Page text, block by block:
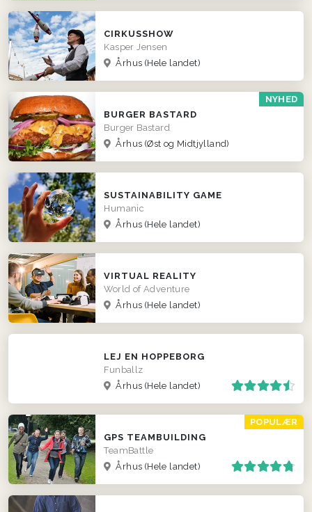
CIRKUSSHOW
Kasper Jensen
Århus (Hele landet)
NYHED
BURGER BASTARD
Burger Bastard
Århus (Øst og Midtjylland)
SUSTAINABILITY GAME
Humanic
Århus (Hele landet)
VIRTUAL REALITY
World of Adventure
Århus (Hele landet)
LEJ EN HOPPEBORG
Funballz
Århus (Hele landet)
POPULÆR
GPS TEAMBUILDING
TeamBattle
Århus (Hele landet)